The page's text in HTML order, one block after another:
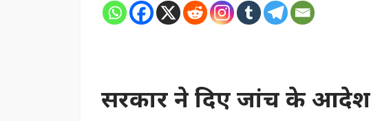
सरकार ने दिए जांच के आदेश